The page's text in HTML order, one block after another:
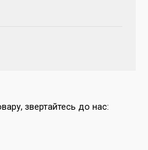
звертайтесь до нас: